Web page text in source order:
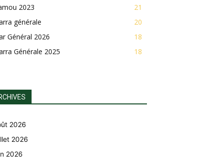
2023
21
générale
20
Général 2026
18
Générale 2025
18
2026
2026
2026